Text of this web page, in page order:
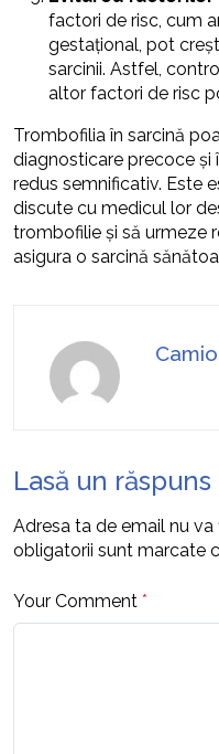
factori de risc, cum
gestațional, pot
sarcinii. Astfel,
altor factori de risc
Trombofilia în sarcină
diagnosticare precoce și
redus semnificativ. Este
discute cu medicul lor
trombofilie și să urmeze
asigura o sarcină
Lasă un răspuns
Adresa ta de email nu va
obligatorii sunt marcate
Your Comment *